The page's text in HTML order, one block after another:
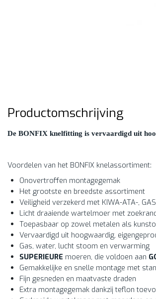
Productomschrijving
De BONFIX knelfitting is vervaardigd uit
Voordelen van het BONFIX knelassortiment:
Onovertroffen montagegemak
Het grootste en breedste assortiment
Veiligheid verzekerd met KIWA-ATA-,
Licht draaiende wartelmoer met
Toepasbaar op zowel metalen als
Vervaardigd uit hoogwaardig,
Gas, water, lucht stoom en verwarming
SUPERIEURE moeren, die voldoen aan
Gemakkelijke en snelle montage met
Fijn gesneden en maatvaste draden
Extra montagegemak dankzij teflon